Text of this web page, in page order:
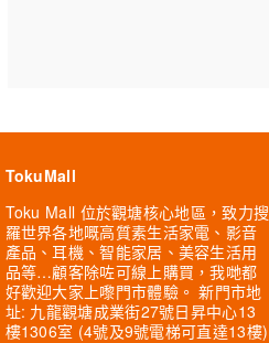
TokuMall
Toku Mall 位於觀塘核心地區，致力搜
羅世界各地嘅高質素生活家電、影音
產品、耳機、智能家居、美容生活用
品等…顧客除咗可線上購買，我哋都
好歡迎大家上嚟門市體驗。 新門市地
址: 九龍觀塘成業街27號日昇中心13
樓1306室 (4號及9號電梯可直達13樓)